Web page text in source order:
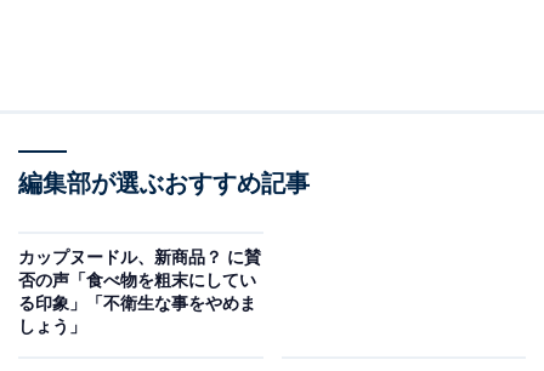
編集部が選ぶおすすめ記事
カップヌードル、新商品？ に賛
否の声「食べ物を粗末にしてい
る印象」「不衛生な事をやめま
しょう」